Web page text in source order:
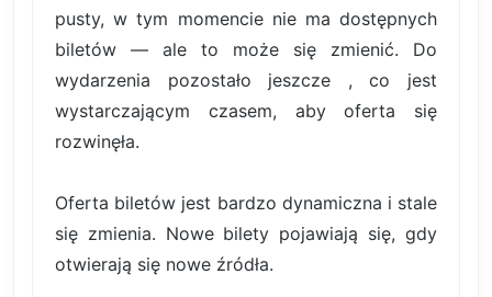
pusty, w tym momencie nie ma dostępnych
biletów — ale to może się zmienić. Do
wydarzenia pozostało jeszcze , co jest
wystarczającym czasem, aby oferta się
rozwinęła.
Oferta biletów jest bardzo dynamiczna i stale
się zmienia. Nowe bilety pojawiają się, gdy
otwierają się nowe źródła.